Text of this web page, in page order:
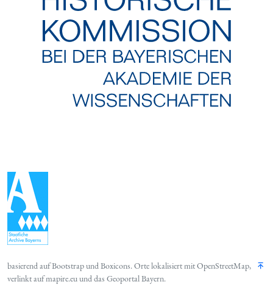
basierend aufBootstrapundBoxicons. Orte lokalisiert mitOpenStreetMap,
verlinkt aufmapire.euund das Geoportal Bayern.